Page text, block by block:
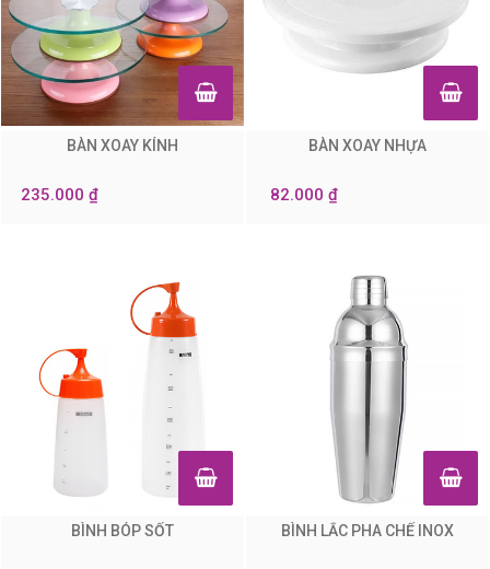
BÀN XOAY KÍNH
235.000 ₫
BÀN XOAY NHỰA
82.000 ₫
BÌNH BÓP SỐT BÌNH LẮC PHA CHẾ INOX